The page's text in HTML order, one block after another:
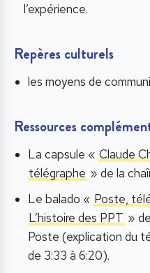
l’expérience.
Repères culturels
les moyens de
Ressources
La capsule « Claude
télégraphe » de la
Le balado « Poste,
L’histoire des PPT »
Poste (explication du
de 3:33 à 6:20).